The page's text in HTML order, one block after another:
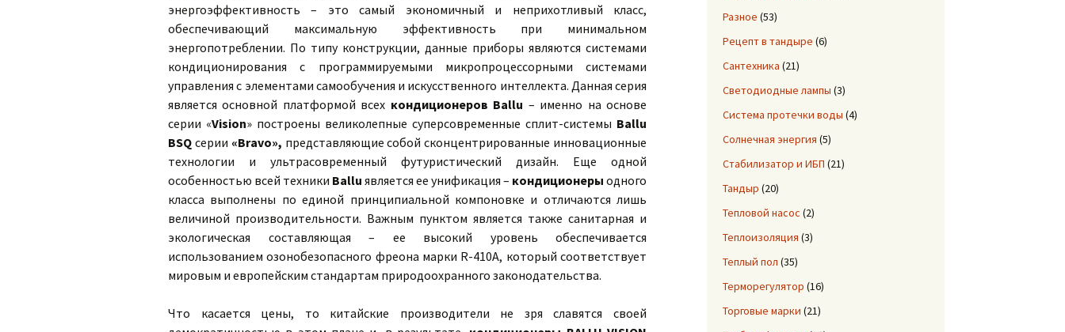
энергоэффективность – это самый экономичный и неприхотливый класс,
обеспечивающий максимальную эффективность при минимальном
энергопотреблении. По типу конструкции, данные приборы являются системами
кондиционирования с программируемыми микропроцессорными системами
управления с элементами самообучения и искусственного интеллекта. Данная серия
является основной платформой всех кондиционеров Ballu – именно на основе
серии «Vision» построены великолепные суперсовременные сплит-системы Ballu
BSQ серии «Bravo», представляющие собой сконцентрированные инновационные
технологии и ультрасовременный футуристический дизайн. Еще одной
особенностью всей техники Ballu является ее унификация – кондиционеры одного
класса выполнены по единой принципиальной компоновке и отличаются лишь
величиной производительности. Важным пунктом является также санитарная и
экологическая составляющая – ее высокий уровень обеспечивается
использованием озонобезопасного фреона марки R-410A, который соответствует
мировым и европейским стандартам природоохранного законодательства.
Что касается цены, то китайские производители не зря славятся своей
Разное (53)
Рецепт в тандыре (6)
Сантехника (21)
Светодиодные лампы (3)
Система протечки воды (4)
Солнечная энергия (5)
Стабилизатор и ИБП (21)
Тандыр (20)
Тепловой насос (2)
Теплоизоляция (3)
Теплый пол (35)
Терморегулятор (16)
Торговые марки (21)